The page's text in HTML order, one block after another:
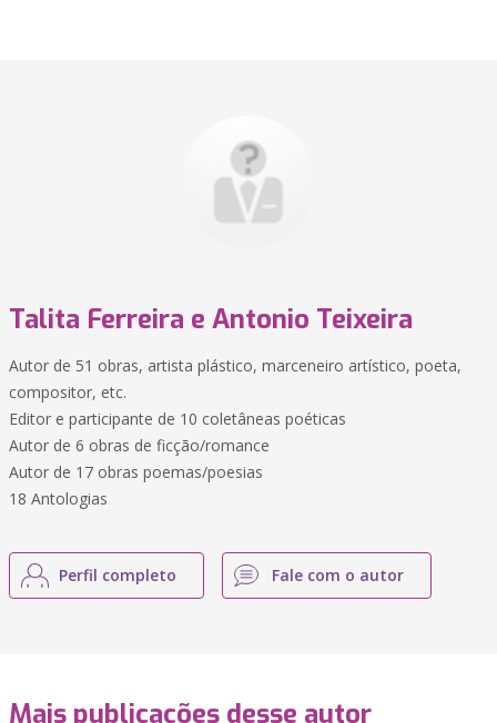
Talita Ferreira e Antonio Teixeira
Autor de 51 obras, artista plástico, marceneiro artístico, poeta,
compositor, etc.
Editor e participante de 10 coletâneas poéticas
Autor de 6 obras de ficção/romance
Autor de 17 obras poemas/poesias
18 Antologias
Perfil completo Fale com o autor
Mais publicações desse autor